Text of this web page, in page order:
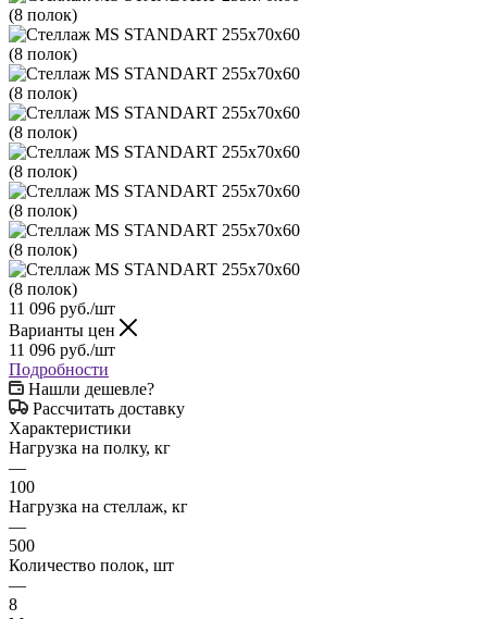
11 096 руб./шт
Варианты цен
11 096 руб./шт
Подробности
Нашли дешевле?
Рассчитать доставку
Характеристики
Нагрузка на полку, кг
—
100
Нагрузка на стеллаж, кг
—
500
Количество полок, шт
—
8